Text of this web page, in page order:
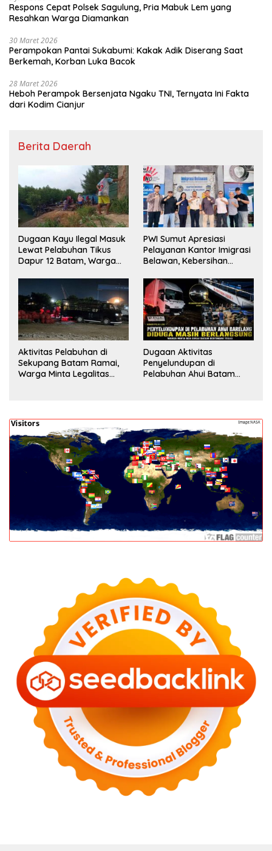
Respons Cepat Polsek Sagulung, Pria Mabuk Lem yang
Resahkan Warga Diamankan
30 Maret 2026
Perampokan Pantai Sukabumi: Kakak Adik Diserang Saat
Berkemah, Korban Luka Bacok
28 Maret 2026
Heboh Perampok Bersenjata Ngaku TNI, Ternyata Ini Fakta
dari Kodim Cianjur
Berita Daerah
Dugaan Kayu Ilegal Masuk
Lewat Pelabuhan Tikus
Dapur 12 Batam, Warga
Pengecekan
PWI Sumut Apresiasi
Pelayanan Kantor Imigrasi
Belawan, Kebersihan
Aktivitas Pelabuhan di
Sekupang Batam Ramai,
Warga Minta Legalitas
Dugaan Aktivitas
Penyelundupan di
Pelabuhan Ahui Batam